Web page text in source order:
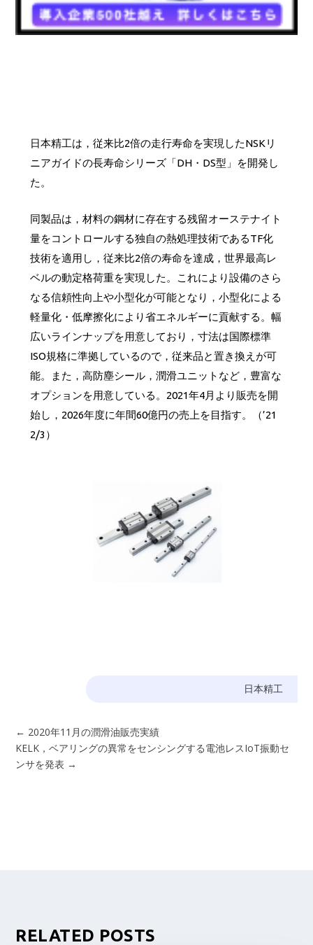
日本精工は，従来比2倍の走行寿命を実現したNSKリ
ニアガイドの長寿命シリーズ「DH・DS型」を開発し
た。
同製品は，材料の鋼材に存在する残留オーステナイト
量をコントロールする独自の熱処理技術であるTF化
技術を適用し，従来比2倍の寿命を達成，世界最高レ
ベルの動定格荷重を実現した。これにより設備のさら
なる信頼性向上や小型化が可能となり，小型化による
軽量化・低摩擦化により省エネルギーに貢献する。幅
広いラインナップを用意しており，寸法は国際標準
ISO規格に準拠しているので，従来品と置き換えが可
能。また，高防塵シール，潤滑ユニットなど，豊富な
オプションを用意している。2021年4月より販売を開
始し，2026年度に年間60億円の売上を目指す。（’21
2/3）
日本精工
← 2020年11月の潤滑油販売実績
KELK，ベアリングの異常をセンシングする電池レスIoT振動セ
ンサを発表 →
RELATED POSTS